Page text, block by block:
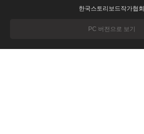
한국스토리보드작가협회
PC 버전으로 보기